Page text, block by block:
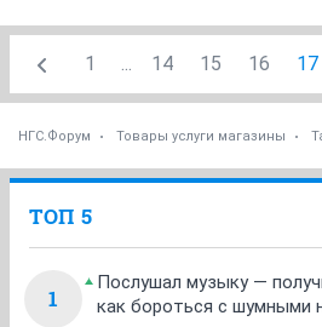
1 ... 14 15 16 17
НГС.Форум Товары услуги магазины
ТОП 5
1
Послушал музыку —
как бороться с шумными